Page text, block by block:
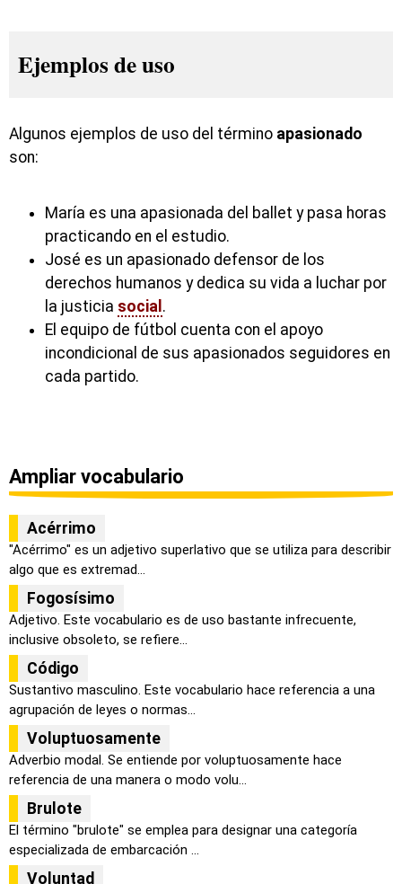
Ejemplos de uso
Algunos ejemplos de uso del término apasionado
son:
María es una apasionada del ballet y pasa horas
practicando en el estudio.
José es un apasionado defensor de los
derechos humanos y dedica su vida a luchar por
la justicia social .
El equipo de fútbol cuenta con el apoyo
incondicional de sus apasionados seguidores en
cada partido.
Ampliar vocabulario
Acérrimo
"Acérrimo" es un adjetivo superlativo que se utiliza para describir
algo que es extremad...
Fogosísimo
Adjetivo. Este vocabulario es de uso bastante infrecuente,
inclusive obsoleto, se refiere...
Código
Sustantivo masculino. Este vocabulario hace referencia a una
agrupación de leyes o normas...
Voluptuosamente
Adverbio modal. Se entiende por voluptuosamente hace
referencia de una manera o modo volu...
Brulote
El término "brulote" se emplea para designar una categoría
especializada de embarcación ...
Voluntad